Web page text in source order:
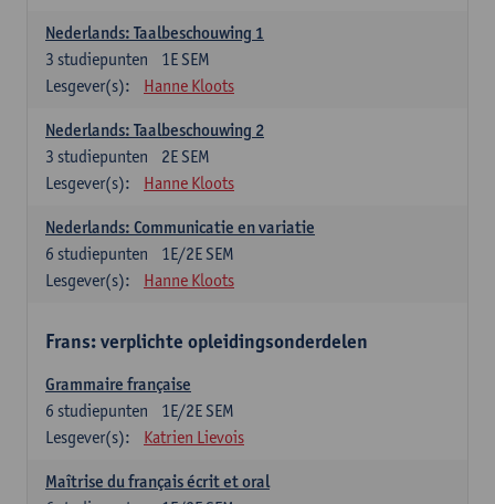
Nederlands: Taalbeschouwing 1
1E SEM
3 studiepunten
Lesgever(s):
Hanne Kloots
Nederlands: Taalbeschouwing 2
2E SEM
3 studiepunten
Lesgever(s):
Hanne Kloots
Nederlands: Communicatie en variatie
1E/2E SEM
6 studiepunten
Lesgever(s):
Hanne Kloots
Frans: verplichte opleidingsonderdelen
Grammaire française
1E/2E SEM
6 studiepunten
Lesgever(s):
Katrien Lievois
Maîtrise du français écrit et oral